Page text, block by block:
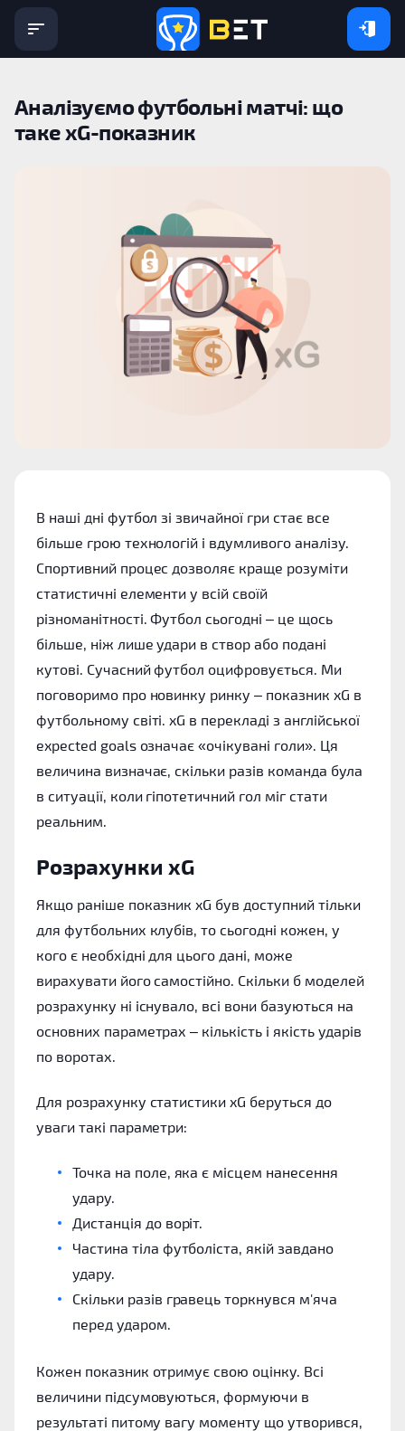
Аналізуємо футбольні матчі: що
таке xG-показник
В наші дні футбол зі звичайної гри стає все
більше грою технологій і вдумливого аналізу.
Спортивний процес дозволяє краще розуміти
статистичні елементи у всій своїй
різноманітності. Футбол сьогодні – це щось
більше, ніж лише удари в створ або подані
кутові. Сучасний футбол оцифровується. Ми
поговоримо про новинку ринку – показник xG в
футбольному світі. xG в перекладі з англійської
expected goals означає «очікувані голи». Ця
величина визначає, скільки разів команда була
в ситуації, коли гіпотетичний гол міг стати
реальним.
Розрахунки xG
Якщо раніше показник xG був доступний тільки
для футбольних клубів, то сьогодні кожен, у
кого є необхідні для цього дані, може
вирахувати його самостійно. Скільки б моделей
розрахунку ні існувало, всі вони базуються на
основних параметрах – кількість і якість ударів
по воротах.
Для розрахунку статистики xG беруться до
уваги такі параметри:
Точка на поле, яка є місцем нанесення
удару.
Дистанція до воріт.
Частина тіла футболіста, якій завдано
удару.
Скільки разів гравець торкнувся м'яча
перед ударом.
Кожен показник отримує свою оцінку. Всі
величини підсумовуються, формуючи в
результаті питому вагу моменту що утворився,